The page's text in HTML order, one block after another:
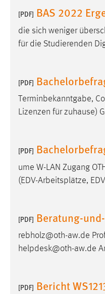
[PDF] BAS 2022
die sich weniger
für die Studierenden
[PDF]
Terminbekanntgabe,
Lizenzen für zuhause)
[PDF]
ume W-LAN Zugang
(EDV-Arbeitsplätze,
[PDF] Beratung-
rebholz@oth-aw.de
helpdesk@oth-aw.de
[PDF] Bericht